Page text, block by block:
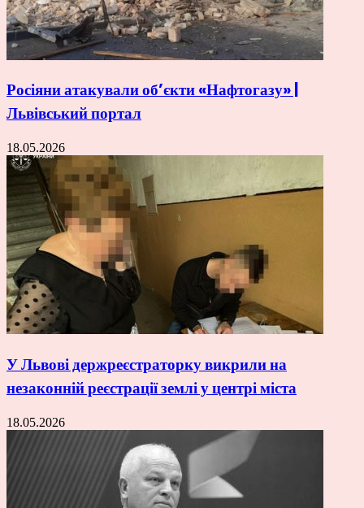
Росіяни атакували об’єкти «Нафтогазу» |
Львівський портал
18.05.2026
У Львові держреєстраторку викрили на
незаконній реєстрації землі у центрі міста
18.05.2026